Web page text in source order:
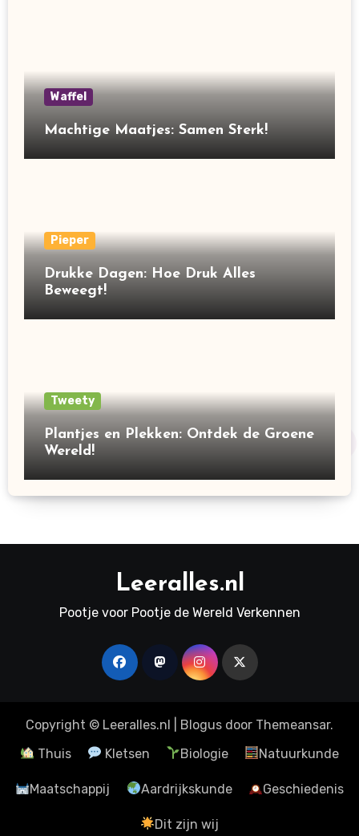
Waffel
Machtige Maatjes: Samen Sterk!
Pieper
Drukke Dagen: Hoe Druk Alles
Beweegt!
Tweety
Plantjes en Plekken: Ontdek de Groene
Wereld!
Leeralles.nl
Pootje voor Pootje de Wereld Verkennen
Copyright © Leeralles.nl Blogus door Themeansar.
Thuis
Kletsen Biologie Natuurkunde
Maatschappij Aardrijkskunde Geschiedenis
Dit zijn wij